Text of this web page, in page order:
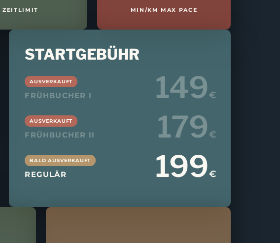
9. MAI 2026
ZEITLIMIT MIN/KM MAX PACE
STARTGEBÜHR
AUSVERKAUFT
FRÜHBUCHER I 149€
AUSVERKAUFT
FRÜHBUCHER II 179€
BALD AUSVERKAUFT
REGULÄR 199€